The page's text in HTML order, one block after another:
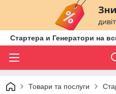
Стартера и Генератори на
Товари та послуги